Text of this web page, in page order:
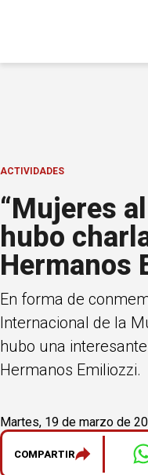
ACTIVIDADES
“Mujeres
hubo
Hermanos
En forma de
Internacional de la
hubo una
Hermanos Emiliozzi.
Martes, 19 de marzo de
COMPARTIR